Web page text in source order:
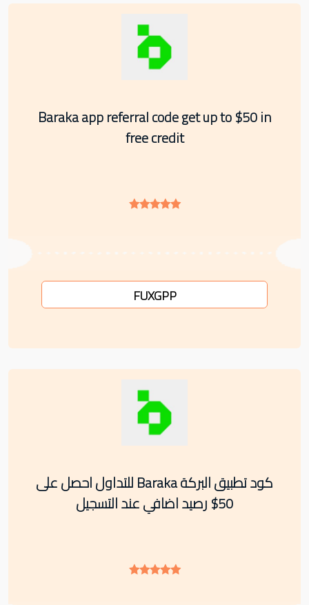
Baraka app referral code get up to $50 in
free credit
FUXGPP
كود تطبيق البركة Baraka للتداول احصل على
50$ رصيد اضافي عند التسجيل